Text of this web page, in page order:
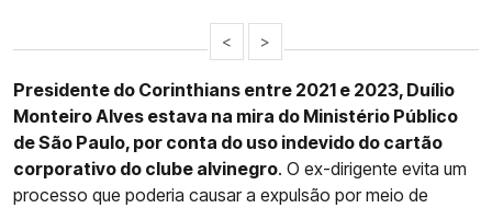
< >
Presidente do Corinthians entre 2021 e 2023, Duílio
Monteiro Alves estava na mira do Ministério Público
de São Paulo, por conta do uso indevido do cartão
corporativo do clube alvinegro. O ex-dirigente evita um
processo que poderia causar a expulsão por meio de